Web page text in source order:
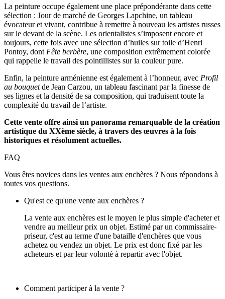
La peinture occupe également une place prépondérante dans cette
sélection : Jour de marché de Georges Lapchine, un tableau
évocateur et vivant, contribue à remettre à nouveau les artistes russes
sur le devant de la scène. Les orientalistes s’imposent encore et
toujours, cette fois avec une sélection d’huiles sur toile d’Henri
Pontoy, dont Fête berbère, une composition extrêmement colorée
qui rappelle le travail des pointillistes sur la couleur pure.
Enfin, la peinture arménienne est également à l’honneur, avec Profil
au bouquetde Jean Carzou, un tableau fascinant par la finesse de
ses lignes et la densité de sa composition, qui traduisent toute la
complexité du travail de l’artiste.
Cette vente offre ainsi un panorama remarquable de la création
artistique du XXème siècle, à travers des œuvres à la fois
historiques et résolument actuelles.
FAQ
Vous êtes novices dans les ventes aux enchères ? Nous répondons à
toutes vos questions.
Qu'est ce qu'une vente aux enchères ?
La vente aux enchères est le moyen le plus simple d'acheter et
vendre au meilleur prix un objet. Estimé par un commissaire-
priseur, c'est au terme d'une bataille d'enchères que vous
achetez ou vendez un objet. Le prix est donc fixé par les
acheteurs et par leur volonté à repartir avec l'objet.
Comment participer à la vente ?